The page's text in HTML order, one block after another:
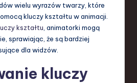
wielu wyrazów twarzy, które
kluczy kształtu w animacji.
kształtu , animatorki mogą
sprawiając, że są bardziej
dla widzów.
kluczy